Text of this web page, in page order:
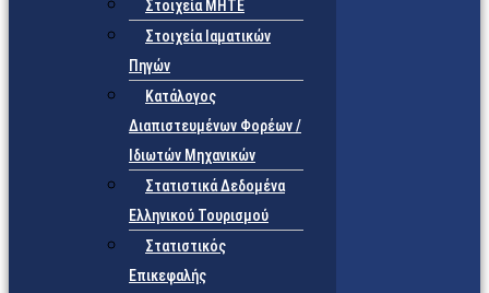
Στοιχεία ΜΗΤΕ
Στοιχεία Ιαματικών
Πηγών
Κατάλογος
Διαπιστευμένων Φορέων /
Ιδιωτών Μηχανικών
Στατιστικά Δεδομένα
Ελληνικού Τουρισμού
Στατιστικός
Επικεφαλής